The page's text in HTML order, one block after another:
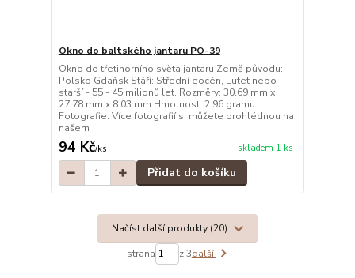
Okno do baltského jantaru PO-39
Okno do třetihorního světa jantaru Země původu:
Polsko Gdaňsk Stáří: Střední eocén, Lutet nebo
starší - 55 - 45 milionů let. Rozměry: 30.69 mm x
27.78 mm x 8.03 mm Hmotnost: 2.96 gramu
Fotografie: Více fotografií si můžete prohlédnou na
našem
94 Kč/ks skladem 1 ks
Přidat do košíku
Načíst další produkty (20)
strana z 3další